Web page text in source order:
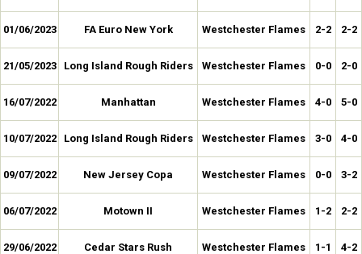
01/06/2023 FA Euro New York Westchester Flames 2-2 2-2
21/05/2023 Long Island Rough Riders Westchester Flames 0-0 2-0
16/07/2022 Manhattan Westchester Flames 4-0 5-0
10/07/2022 Long Island Rough Riders Westchester Flames 3-0 4-0
09/07/2022 New Jersey Copa Westchester Flames 0-0 3-2
06/07/2022 Motown II Westchester Flames 1-2 2-2
29/06/2022 Cedar Stars Rush Westchester Flames 1-1 4-2